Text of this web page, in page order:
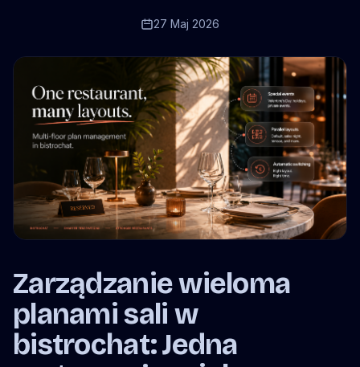
27 Maj 2026
Zarządzanie wieloma
planami sali w
bistrochat: Jedna